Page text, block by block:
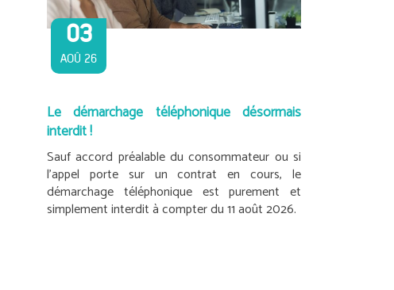
03
AOÛ 26
Le démarchage téléphonique désormais
interdit !
Sauf accord préalable du consommateur ou si
l’appel porte sur un contrat en cours, le
démarchage téléphonique est purement et
simplement interdit à compter du 11 août 2026.